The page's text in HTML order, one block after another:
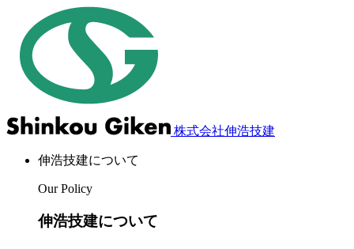
株式会社伸浩技建
伸浩技建について
Our Policy
伸浩技建について